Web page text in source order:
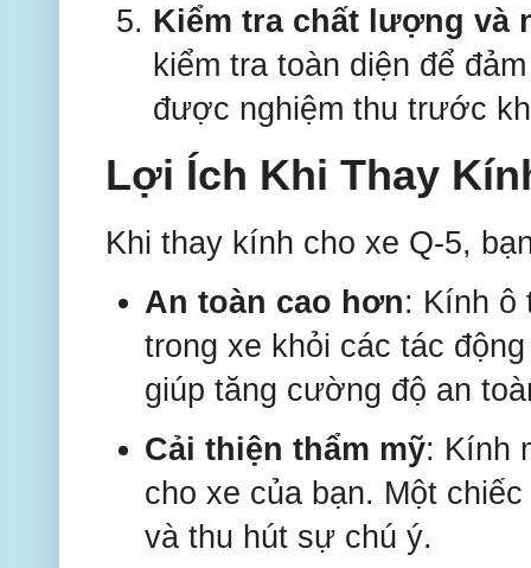
Kiểm tra chất lượng và
kiểm tra toàn diện để
được nghiệm thu trước
Lợi Ích Khi Thay
Khi thay kính cho xe Q-5,
An toàn cao hơn: Kính ô
trong xe khỏi các tác
giúp tăng cường độ an
Cải thiện thẩm mỹ: Kính
cho xe của bạn. Một
và thu hút sự chú ý.